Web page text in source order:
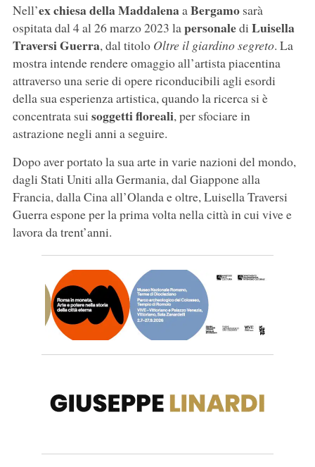
Nell’ex chiesa della MaddalenaaBergamosarà
ospitata dal 4 al 26 marzo 2023 lapersonaledi Luisella
Traversi Guerra, dal titolo Oltre il giardino segreto. La
mostra intende rendere omaggio all’artista piacentina
attraverso una serie di opere riconducibili agli esordi
della sua esperienza artistica, quando la ricerca si è
concentrata sui soggettifloreali, per sfociare in
astrazione negli anni a seguire.
Dopo aver portato la sua arte in varie nazioni del mondo,
dagli Stati Uniti alla Germania, dal Giappone alla
Francia, dalla Cina all’Olanda e oltre, Luisella Traversi
Guerra espone per la prima volta nella città in cui vive e
lavora da trent’anni.